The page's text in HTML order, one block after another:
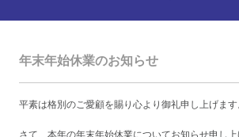
年末年始休業のお知らせ
平素は格別のご愛顧を賜り心より御礼申し上げます
さて、本年の年末年始休業についてお知らせ申し上